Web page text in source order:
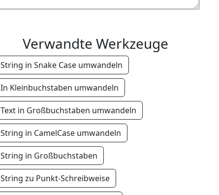
Verwandte Werkzeuge
String in Snake Case umwandeln
In Kleinbuchstaben umwandeln
Text in Großbuchstaben umwandeln
String in CamelCase umwandeln
String in Großbuchstaben
String zu Punkt-Schreibweise